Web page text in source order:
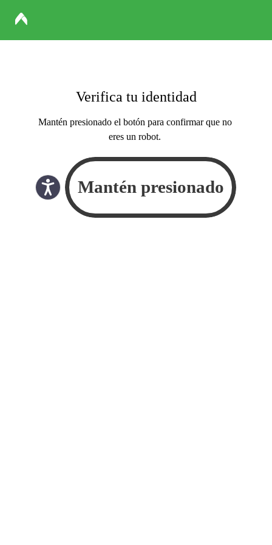
Verifica tu identidad
Mantén presionado el botón para confirmar que no
eres un robot.